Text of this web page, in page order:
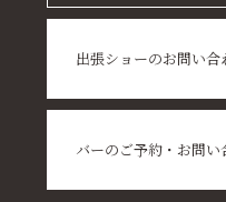
出張ショーのお問い合
バーのご予約・お問い